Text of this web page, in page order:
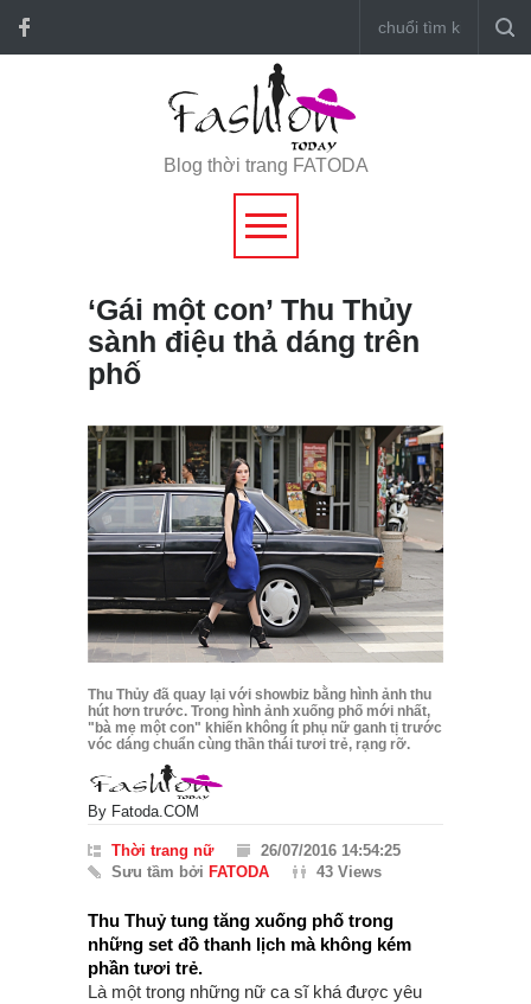
Blog thời trang FATODA
‘Gái một con’ Thu Thủy
sành điệu thả dáng trên
phố
Thu Thủy đã quay lại với showbiz bằng hình ảnh thu
hút hơn trước. Trong hình ảnh xuống phố mới nhất,
"bà mẹ một con" khiến không ít phụ nữ ganh tị trước
vóc dáng chuẩn cùng thần thái tươi trẻ, rạng rỡ.
By Fatoda.COM
Thời trang nữ
26/07/2016 14:54:25
Sưu tầm bởi FATODA 43 Views
Thu Thuỷ tung tăng xuống phố trong
những set đồ thanh lịch mà không kém
phần tươi trẻ.
Là một trong những nữ ca sĩ khá được yêu